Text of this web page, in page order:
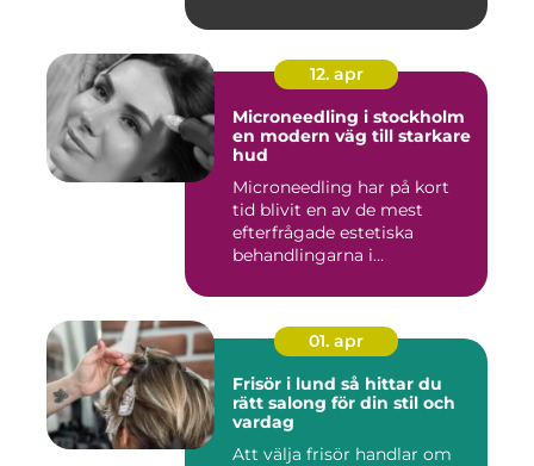
12. apr
Microneedling i stockholm
en modern väg till starkare
hud
Microneedling har på kort
tid blivit en av de mest
efterfrågade estetiska
behandlingarna i
01. apr
Frisör i lund så hittar du
rätt salong för din stil och
vardag
Att välja frisör handlar om